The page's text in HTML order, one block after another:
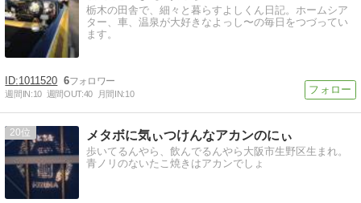
栃木の田舎で、細々と暮らすよしくん日記。ホームシア
ター、車、温泉が大好きなよっし〜の毎日をつづってい
ます。
1011520 6
週間IN:10 週間OUT:40 月間IN:10
20 メタボに気ぃつけんなアカンのにぃ
歩いてるんやら、飲んでるんやら大阪市生野区生まれ。
青ノリのないたこ焼きはアカンでしょ